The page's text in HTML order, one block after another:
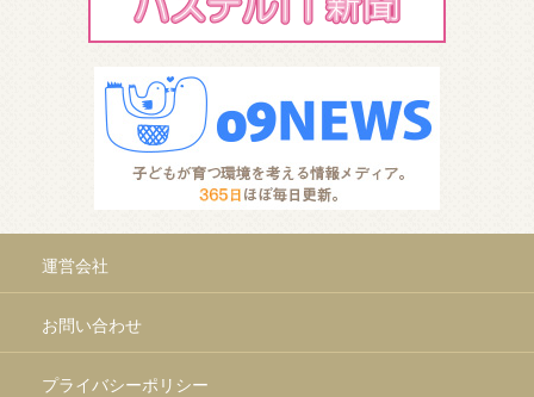
運営会社
お問い合わせ
プライバシーポリシー